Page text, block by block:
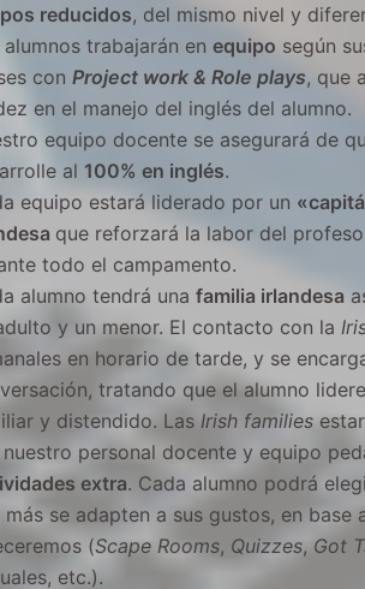
reducidos, del mismo nivel y
alumnos trabajarán en equipo según
con Project work & Role plays, que
en el manejo del inglés del alumno.
equipo docente se asegurará de
al 100% en inglés.
equipo estará liderado por un
que reforzará la labor del
todo el campamento.
alumno tendrá una familia irlandesa
y un menor. El contacto con la
en horario de tarde, y se
tratando que el alumno
y distendido. Las Irish families
personal docente y equipo
extra. Cada alumno podrá
más se adapten a sus gustos, en base
(Scape Rooms, Quizzes, Got
etc.).